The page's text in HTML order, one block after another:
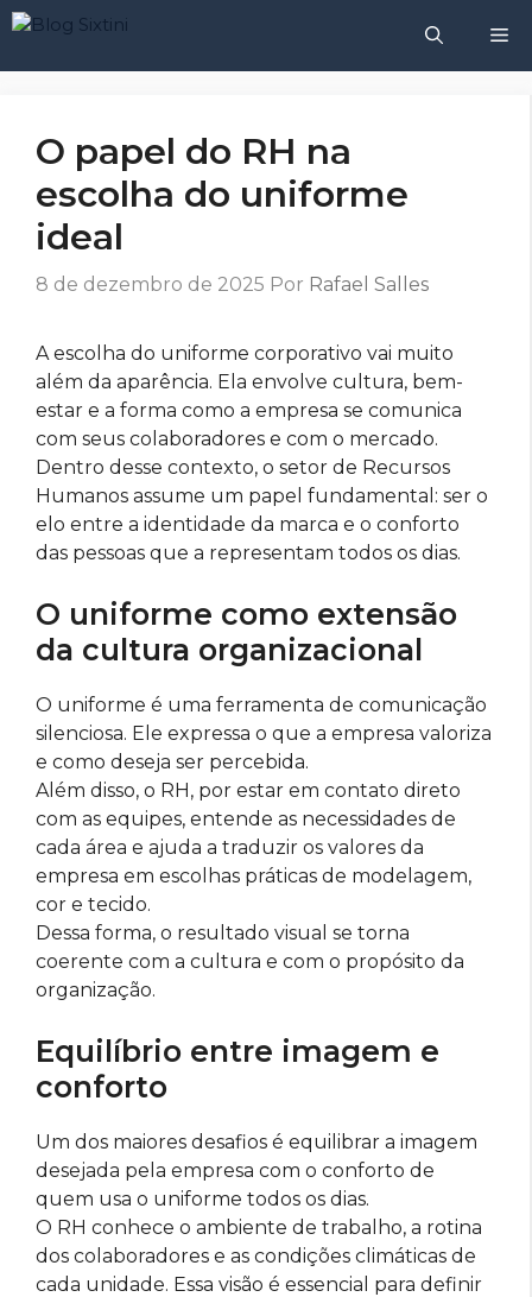
Pular
o
O papel do RH na
escolha do uniforme
ideal
8 de dezembro de 2025 Por Rafael Salles
A escolha do uniforme corporativo vai muito
além da aparência. Ela envolve cultura, bem-
estar e a forma como a empresa se comunica
com seus colaboradores e com o mercado.
Dentro desse contexto, o setor de Recursos
Humanos assume um papel fundamental: ser o
elo entre a identidade da marca e o conforto
das pessoas que a representam todos os dias.
O uniforme como extensão
da cultura organizacional
O uniforme é uma ferramenta de comunicação
silenciosa. Ele expressa o que a empresa valoriza
e como deseja ser percebida.
Além disso, o RH, por estar em contato direto
com as equipes, entende as necessidades de
cada área e ajuda a traduzir os valores da
empresa em escolhas práticas de modelagem,
cor e tecido.
Dessa forma, o resultado visual se torna
coerente com a cultura e com o propósito da
organização.
Equilíbrio entre imagem e
conforto
Um dos maiores desafios é equilibrar a imagem
desejada pela empresa com o conforto de
quem usa o uniforme todos os dias.
O RH conhece o ambiente de trabalho, a rotina
dos colaboradores e as condições climáticas de
cada unidade. Essa visão é essencial para definir